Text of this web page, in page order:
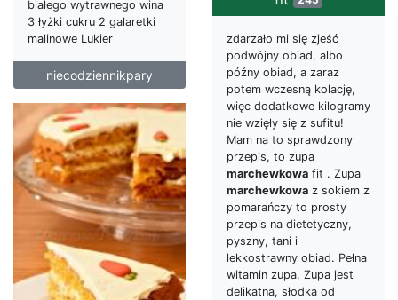
białego wytrawnego wina
3 łyżki cukru 2 galaretki
malinowe Lukier
niecodziennikpary
zdarzało mi się zjeść
podwójny obiad, albo
późny obiad, a zaraz
potem wczesną kolację,
więc dodatkowe kilogramy
nie wzięły się z sufitu!
Mam na to sprawdzony
przepis, to zupa
marchewkowa fit . Zupa
marchewkowa z sokiem z
pomarańczy to prosty
przepis na dietetyczny,
pyszny, tani i
lekkostrawny obiad. Pełna
witamin zupa. Zupa jest
delikatna, słodka od